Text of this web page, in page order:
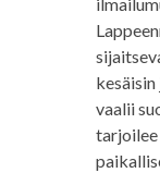
vaalii
tarjoilee